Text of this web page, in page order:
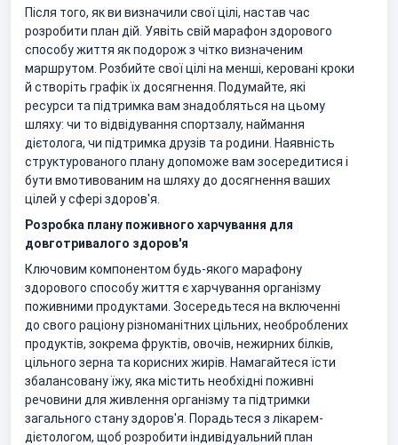
Після того, як ви визначили свої цілі, настав час
розробити план дій. Уявіть свій марафон здорового
способу життя як подорож з чітко визначеним
маршрутом. Розбийте свої цілі на менші, керовані кроки
й створіть графік їх досягнення. Подумайте, які
ресурси та підтримка вам знадобляться на цьому
шляху: чи то відвідування спортзалу, наймання
дієтолога, чи підтримка друзів та родини. Наявність
структурованого плану допоможе вам зосередитися і
бути вмотивованим на шляху до досягнення ваших
цілей у сфері здоров'я.
Розробка плану поживного харчування для
довготривалого здоров'я
Ключовим компонентом будь-якого марафону
здорового способу життя є харчування організму
поживними продуктами. Зосередьтеся на включенні
до свого раціону різноманітних цільних, необроблених
продуктів, зокрема фруктів, овочів, нежирних білків,
цільного зерна та корисних жирів. Намагайтеся їсти
збалансовану їжу, яка містить необхідні поживні
речовини для живлення організму та підтримки
загального стану здоров'я. Порадьтеся з лікарем-
дієтологом, щоб розробити індивідуальний план